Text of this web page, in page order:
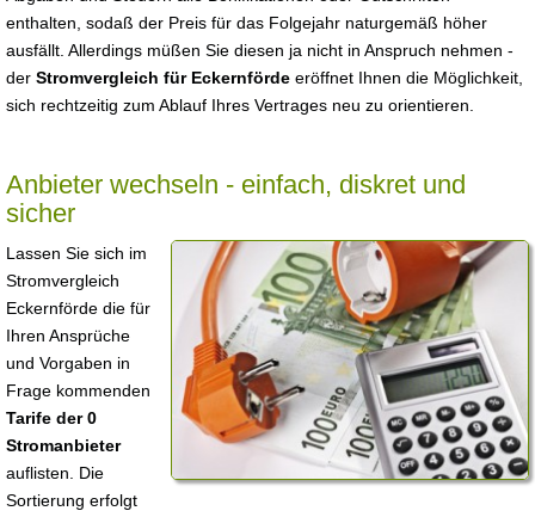
enthalten, sodaß der Preis für das Folgejahr naturgemäß höher
ausfällt. Allerdings müßen Sie diesen ja nicht in Anspruch nehmen -
der Stromvergleich für Eckernförde eröffnet Ihnen die Möglichkeit,
sich rechtzeitig zum Ablauf Ihres Vertrages neu zu orientieren.
Anbieter wechseln - einfach, diskret und
sicher
Lassen Sie sich im
Stromvergleich
Eckernförde die für
Ihren Ansprüche
und Vorgaben in
Frage kommenden
Tarife der 0
Stromanbieter
auflisten. Die
Sortierung erfolgt